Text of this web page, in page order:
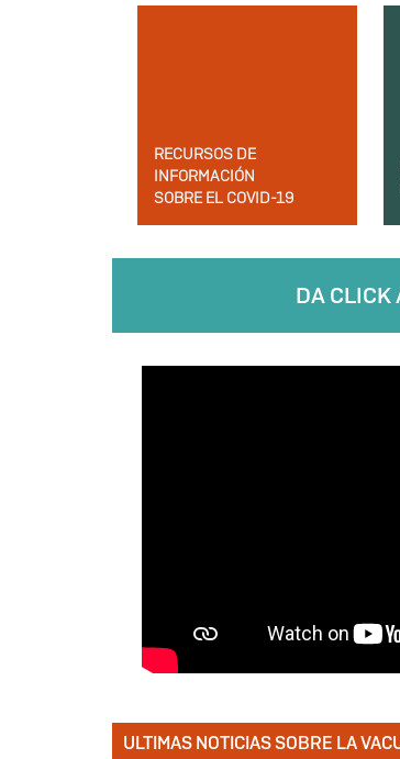
RECURSOS DE
INFORMACIÓN
SOBRE EL COVID-19
DA CLICK
ULTIMAS NOTICIAS SOBRE LA